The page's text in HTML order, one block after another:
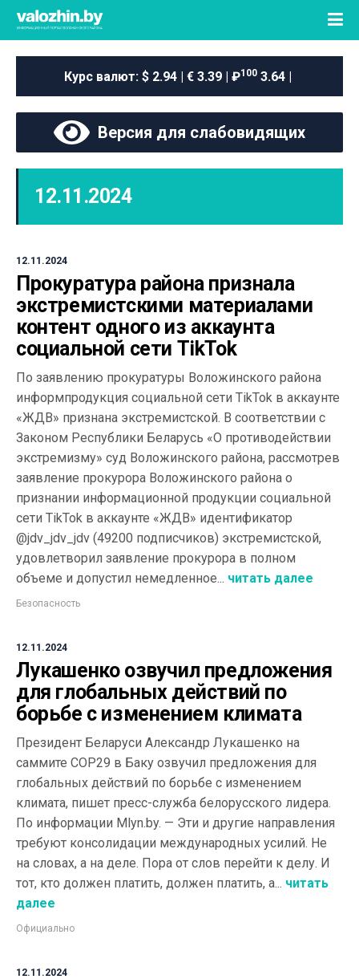
Курс валют: $ 2.94 | € 3.39 | ₽100 3.64 |
Версия для слабовидящих
12.11.2024
12.11.2024
Прокуратура района признала
экстремистскими материалами
контент одного из аккаунта
социальной сети TikTok
По заявлению прокуратуры Воложинского района
информпродукция социальной сети TikTok в аккаунте
«ЖДВ» признана экстремистской. В соответствии с
Законом Республики Беларусь «О противодействии
экстремизму» суд Воложинского района, рассмотрев
заявление прокурора Воложинского района о
признании информационной продукции социальной
сети TikTok в аккаунте «ЖДВ» идентификатор
@jdv_jdv_jdv (49200 подписчиков) экстремистской,
удовлетворил заявление прокурора в полном
объеме и допустил немедленное... читать далее
Безопасность
12.11.2024
Лукашенко озвучил предложения
для глобальных действий по
борьбе с изменением климата
Президент Беларуси Александр Лукашенко на
саммите COP29 в Баку озвучил предложения для
глобальных действий по борьбе с изменением
климата, пишет пресс-служба белорусского лидера.
По информации Mlyn.by. — Эти и другие направления
требуют консолидации международных усилий. Не
на словах, а на деле. Пора от слов перейти к делу. И
тот, кто должен платить, должен платить, а... читать
далее
Официально
12.11.2024